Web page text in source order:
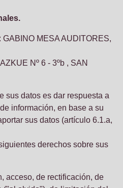
MESA AUDITORES,
Nº 6 - 3ºb , SAN
sus datos es dar respuesta a
información, en base a su
sus datos (artículo 6.1.a,
derechos sobre sus
acceso, de rectificación, de